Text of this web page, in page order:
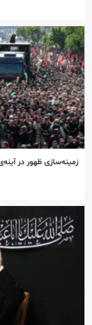
زمینه‌سازی ظهور در